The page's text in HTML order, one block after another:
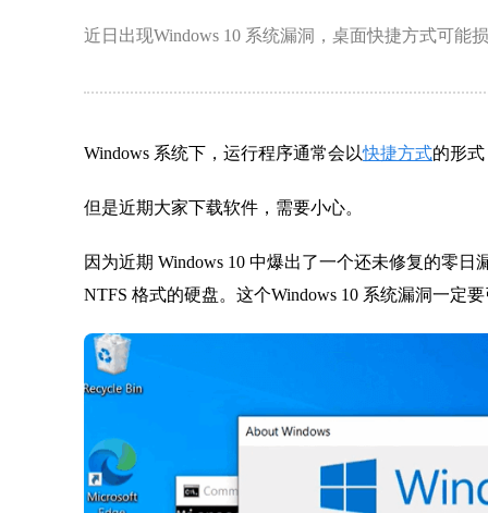
近日出现Windows 10 系统漏洞，桌面快捷方式可能
Windows 系统下，运行程序通常会以快捷方式的形
但是近期大家下载软件，需要小心。
因为近期 Windows 10 中爆出了一个还未修复的零
NTFS 格式的硬盘。这个Windows 10 系统漏洞一定要